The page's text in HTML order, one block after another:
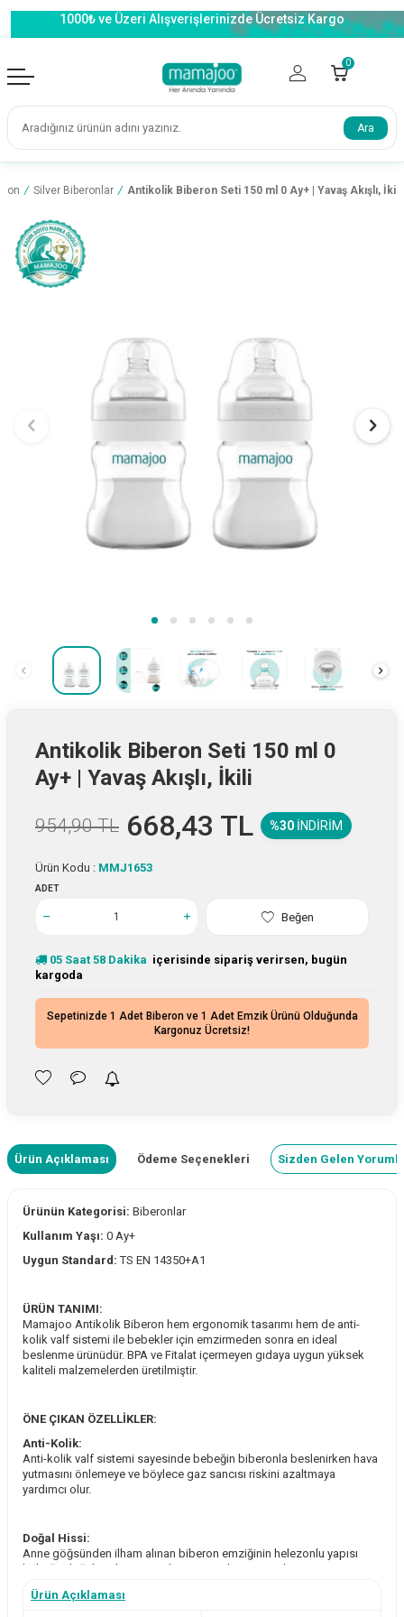
1000₺ ve Üzeri Alışverişlerinizde Ücretsiz Kargo
0
Ara
/ Silver Biberonlar / Antikolik Biberon Seti 150 ml 0 Ay+ | Yavaş Akışlı, İkili
Antikolik Biberon Seti 150 ml 0
Ay+ | Yavaş Akışlı, İkili
954,90TL 668,43 TL %30 İNDIRIM
Ürün Kodu : MMJ1653
ADET
Beğen
05 Saat 58 Dakika içerisinde sipariş verirsen, bugün
kargoda
Sepetinizde 1 Adet Biberon ve 1 Adet Emzik Ürünü Olduğunda
Kargonuz Ücretsiz!
Ürün Açıklaması Ödeme Seçenekleri Sizden Gelen
Ürünün Kategorisi: Biberonlar
Kullanım Yaşı: 0 Ay+
Uygun Standard:TS EN 14350+A1
ÜRÜN TANIMI:
Mamajoo Antikolik Biberon hem ergonomik tasarımı hem de anti-
kolik valf sistemi ile bebekler için emzirmeden sonra en ideal
beslenme ürünüdür. BPA ve Fitalat içermeyen gıdaya uygun yüksek
kaliteli malzemelerden üretilmiştir.
ÖNE ÇIKAN ÖZELLİKLER:
Anti-Kolik:
Anti-kolik valf sistemi sayesinde bebeğin biberonla beslenirken hava
yutmasını önlemeye ve böylece gaz sancısı riskini azaltmaya
yardımcı olur.
Doğal Hissi:
Anne göğsünden ilham alınan biberon emziğinin helezonlu yapısı
bebeğe doğala yakın emme hissi vermek için tasarlanmıştır.
Ürün Açıklaması